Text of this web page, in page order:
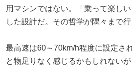
用マシンではない。「乗って楽し
した設計だ。その哲学が隅々まで行
最高速は60～70km/h程度に設定さ
と物足りなく感じるかもしれない